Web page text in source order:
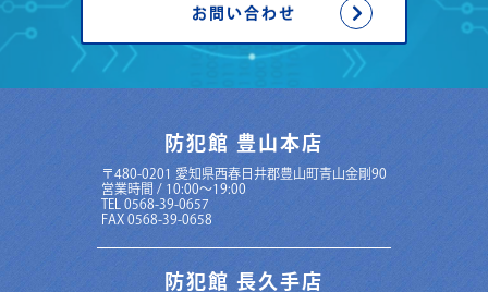
お問い合わせ
防犯館 豊山本店
〒480-0201 愛知県西春日井郡豊山町青山金剛90
営業時間 / 10:00〜19:00
TEL 0568-39-0657
FAX 0568-39-0658
防犯館 長久手店